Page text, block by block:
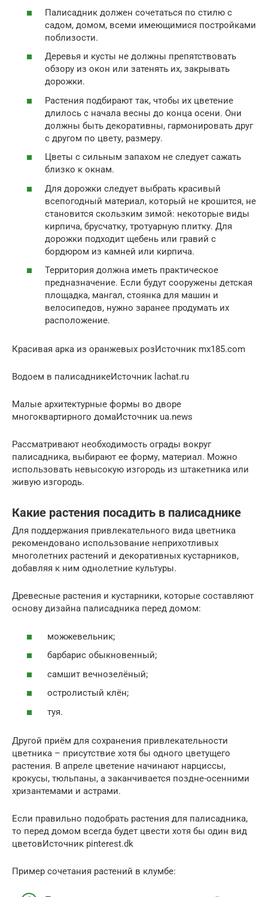
Палисадник должен сочетаться по стилю с
садом, домом, всеми имеющимися постройками
поблизости.
Деревья и кусты не должны препятствовать
обзору из окон или затенять их, закрывать
дорожки.
Растения подбирают так, чтобы их цветение
длилось с начала весны до конца осени. Они
должны быть декоративны, гармонировать друг
с другом по цвету, размеру.
Цветы с сильным запахом не следует сажать
близко к окнам.
Для дорожки следует выбрать красивый
всепогодный материал, который не крошится, не
становится скользким зимой: некоторые виды
кирпича, брусчатку, тротуарную плитку. Для
дорожки подходит щебень или гравий с
бордюром из камней или кирпича.
Территория должна иметь практическое
предназначение. Если будут сооружены детская
площадка, мангал, стоянка для машин и
велосипедов, нужно заранее продумать их
расположение.
Красивая арка из оранжевых розИсточник mx185.com
Водоем в палисадникеИсточник lachat.ru
Малые архитектурные формы во дворе
многоквартирного домаИсточник ua.news
Рассматривают необходимость ограды вокруг
палисадника, выбирают ее форму, материал. Можно
использовать невысокую изгородь из штакетника или
живую изгородь.
Какие растения посадить в палисаднике
Для поддержания привлекательного вида цветника
рекомендовано использование неприхотливых
многолетних растений и декоративных кустарников,
добавляя к ним однолетние культуры.
Древесные растения и кустарники, которые составляют
основу дизайна палисадника перед домом:
можжевельник;
барбарис обыкновенный;
самшит вечнозелёный;
остролистый клён;
туя.
Другой приём для сохранения привлекательности
цветника – присутствие хотя бы одного цветущего
растения. В апреле цветение начинают нарциссы,
крокусы, тюльпаны, а заканчивается поздне-осенними
хризантемами и астрами.
Если правильно подобрать растения для палисадника,
то перед домом всегда будет цвести хотя бы один вид
цветовИсточник pinterest.dk
Пример сочетания растений в клумбе: